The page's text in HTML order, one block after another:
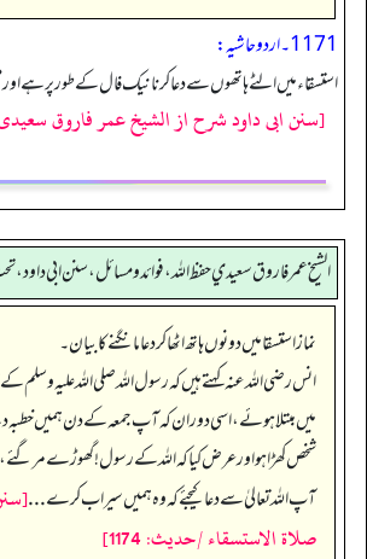
1171۔ اردو حاشیہ:
استسقاء میں الٹے ہاتھوں سے دعا کرنا نیک فال کے طور پر ہے
[سنن ابی داود شرح از الشیخ عمر فاروق
الشيخ عمر فاروق سعيدي حفظ الله، فوائد و مسائل، سنن ابي داود،
نماز استسقا میں دونوں ہاتھ اٹھا کر دعا مانگنے کا بیان۔
انس رضی اللہ عنہ کہتے ہیں کہ رسول اللہ صلی اللہ علیہ وسلم
میں مبتلا ہوئے، اسی دوران کہ آپ جمعہ کے دن ہمیں
شخص کھڑا ہو اور عرض کیا کہ اللہ کے رسول! گھوڑے مر
آپ اللہ تعالیٰ سے دعا کیجئے کہ وہ ہمیں سیراب کرے ...
صلاة الاستسقاء /حدیث: 1174]